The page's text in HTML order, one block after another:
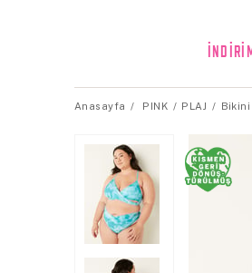
İNDİRİM
Anasayfa PINK PLAJ Bikini